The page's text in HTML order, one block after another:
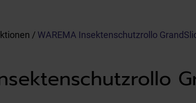
/ WAREMA Insektenschutzrollo